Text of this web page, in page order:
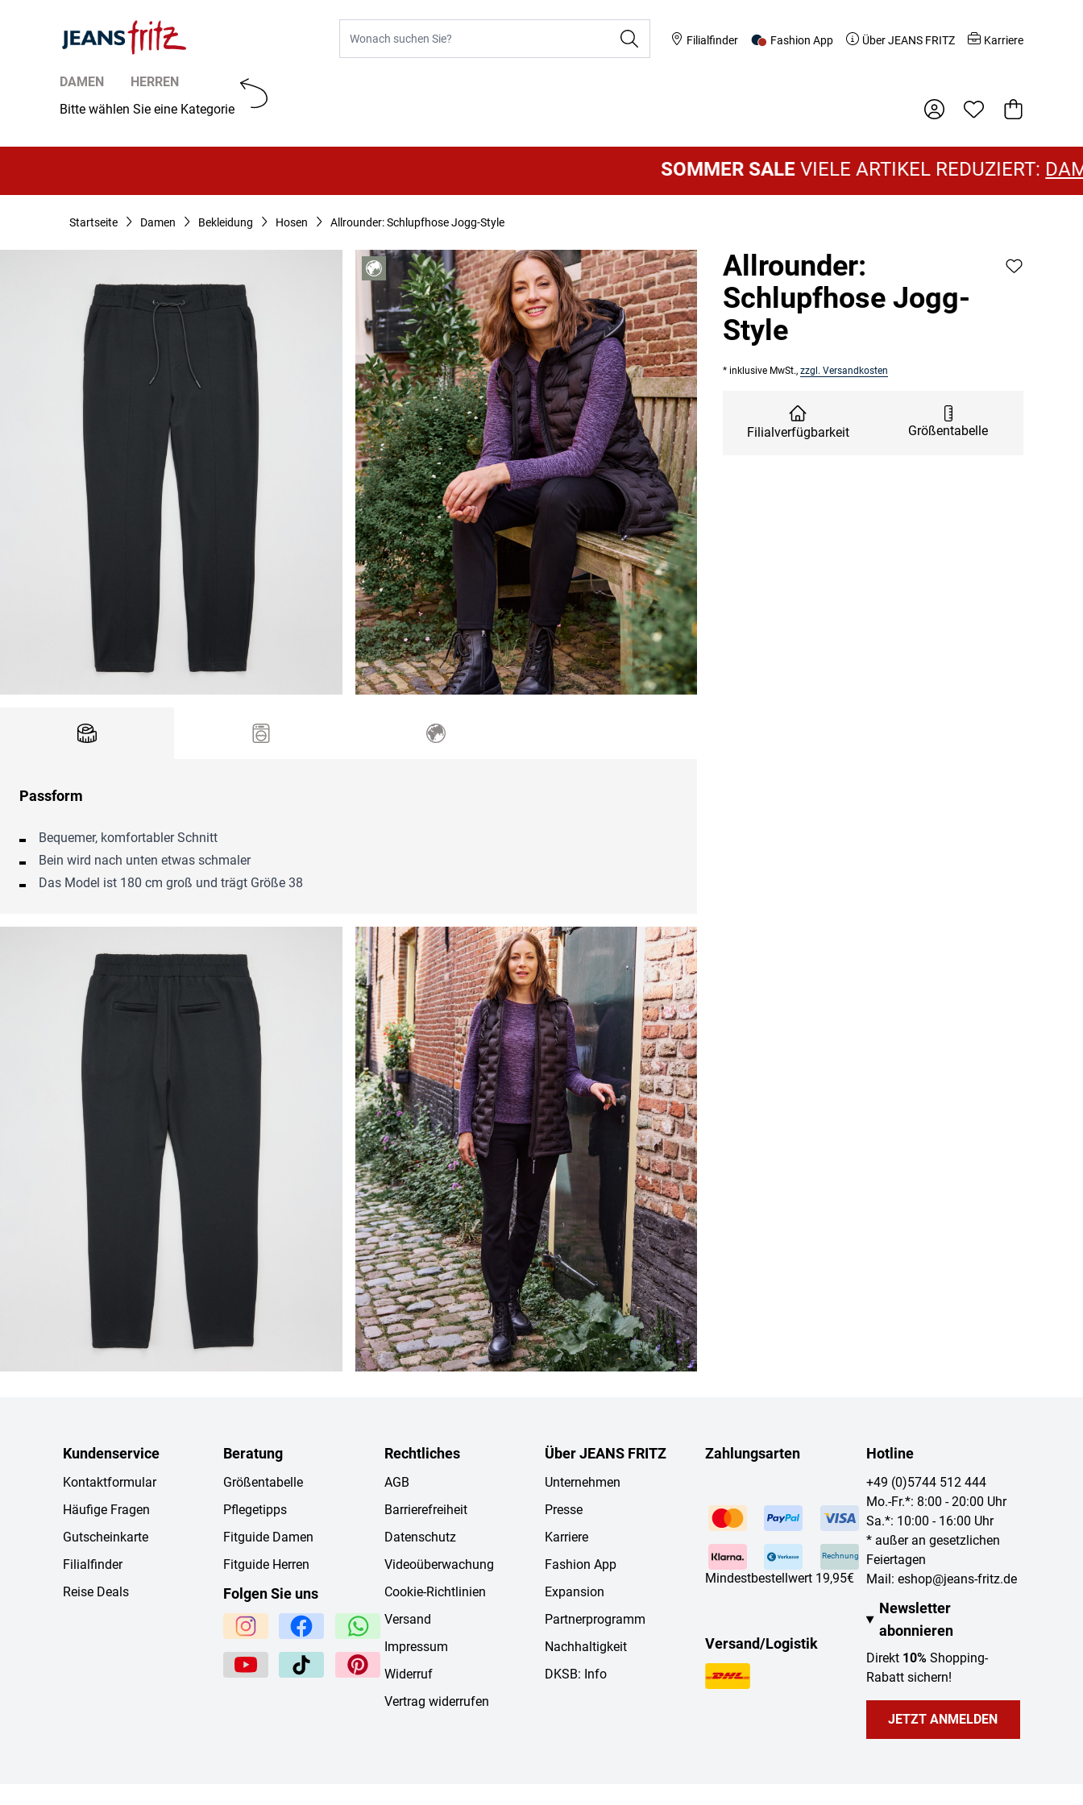
Filialfinder Fashion App Über JEANS FRITZ Karriere
DAMEN
HERREN
Bitte wählen Sie eine Kategorie
Warenkorb
SOMMER SALEVIELE ARTIKEL REDUZIERT:DAMEN
Startseite Damen Bekleidung Hosen Allrounder: Schlupfhose Jogg-Style
Passform
Bequemer, komfortabler Schnitt
Bein wird nach unten etwas schmaler
Das Model ist 180 cm groß und trägt Größe 38
Allrounder:
Schlupfhose Jogg-
Style
* inklusive MwSt., zzgl. Versandkosten
Filialverfügbarkeit Größentabelle
Kundenservice
Kontaktformular
Häufige Fragen
Gutscheinkarte
Filialfinder
Reise Deals
Beratung
Größentabelle
Pflegetipps
Fitguide Damen
Fitguide Herren
Folgen Sie uns
Rechtliches
AGB
Barrierefreiheit
Datenschutz
Videoüberwachung
Cookie-Richtlinien
Versand
Impressum
Widerruf
Vertrag widerrufen
Über JEANS FRITZ
Unternehmen
Presse
Karriere
Fashion App
Expansion
Partnerprogramm
Nachhaltigkeit
DKSB: Info
Zahlungsarten
Rechnung
Mindestbestellwert 19,95€
Versand/Logistik
Hotline
+49 (0)5744 512 444
Mo.-Fr.*: 8:00 - 20:00 Uhr
Sa.*: 10:00 - 16:00 Uhr
* außer an gesetzlichen
Feiertagen
Mail: eshop@jeans-fritz.de
Newsletter
abonnieren
Direkt 10%Shopping-
Rabatt sichern!
JETZT ANMELDEN